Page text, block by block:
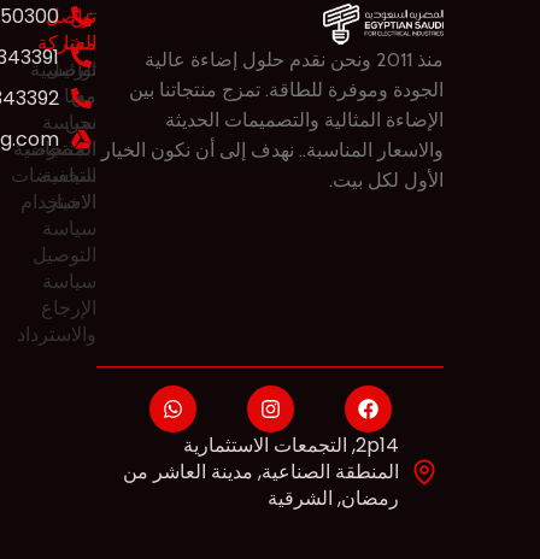
منذ 2011 ونحن نقدم حلول ​​إضاءة عالية
الجودة وموفرة للطاقة. تمزج منتجاتنا بين
الإضاءة المثالية والتصميمات الحديثة
والاسعار المناسبة.. نهدف إلى أن نكون الخيار
الأول لكل بيت.
عن
الشركة
الرئيسية
من
نحن
المنتجات
التخفيضات
الاخبار
تواصل
معنا
سياسة
الخصوصية
سياسة
الاستخدام
سياسة
التوصيل
سياسة
الإرجاع
والاسترداد
تواصل
معنا
2p14, التجمعات الاستثمارية
المنطقة الصناعية, مدينة العاشر من
رمضان, الشرقية